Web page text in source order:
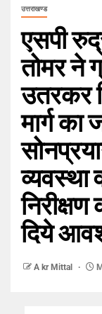
उत्तराखण्ड
एसपी
तोमर ने
उतरकर
मार्ग
व्यवस्था
दिये
A kr Mittal